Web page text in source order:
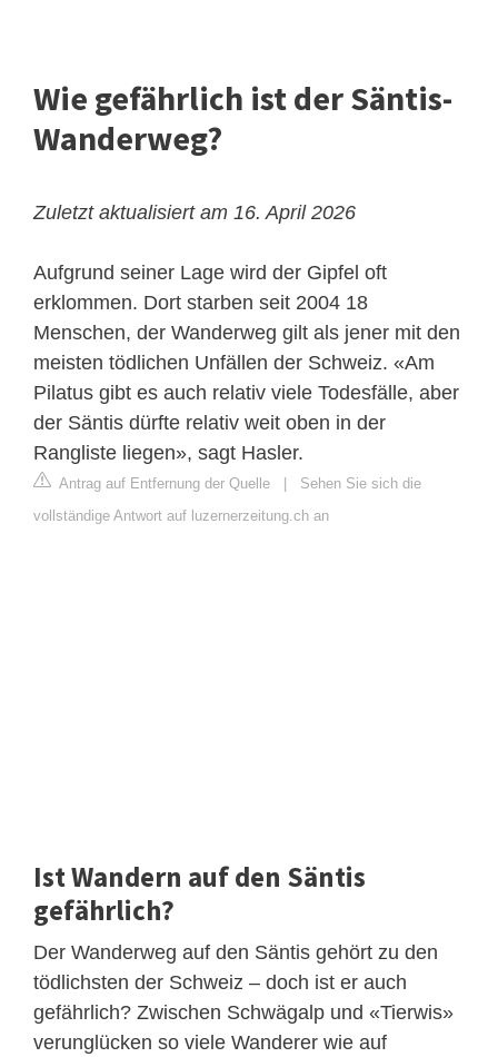
Wie gefährlich ist der Säntis-
Wanderweg?
Zuletzt aktualisiert am 16. April 2026
Aufgrund seiner Lage wird der Gipfel oft
erklommen. Dort starben seit 2004 18
Menschen, der Wanderweg gilt als jener mit den
meisten tödlichen Unfällen der Schweiz. «Am
Pilatus gibt es auch relativ viele Todesfälle, aber
der Säntis dürfte relativ weit oben in der
Rangliste liegen», sagt Hasler.
Antrag auf Entfernung der Quelle
Sehen Sie sich die
vollständige Antwort auf luzernerzeitung.ch an
Ist Wandern auf den Säntis
gefährlich?
Der Wanderweg auf den Säntis gehört zu den
tödlichsten der Schweiz – doch ist er auch
gefährlich? Zwischen Schwägalp und «Tierwis»
verunglücken so viele Wanderer wie auf